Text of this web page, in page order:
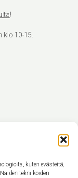
kuten evästeitä,
tekniikoiden
!
klo 10-15.